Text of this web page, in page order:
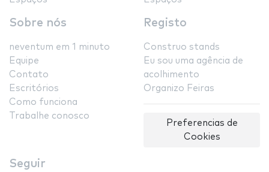
Sobre nós
neventum em 1 minuto
Equipe
Contato
Escritórios
Como funciona
Trabalhe conosco
Registo
Construo stands
Eu sou uma agência de
acolhimento
Organizo Feiras
Preferencias de
Cookies
Seguir